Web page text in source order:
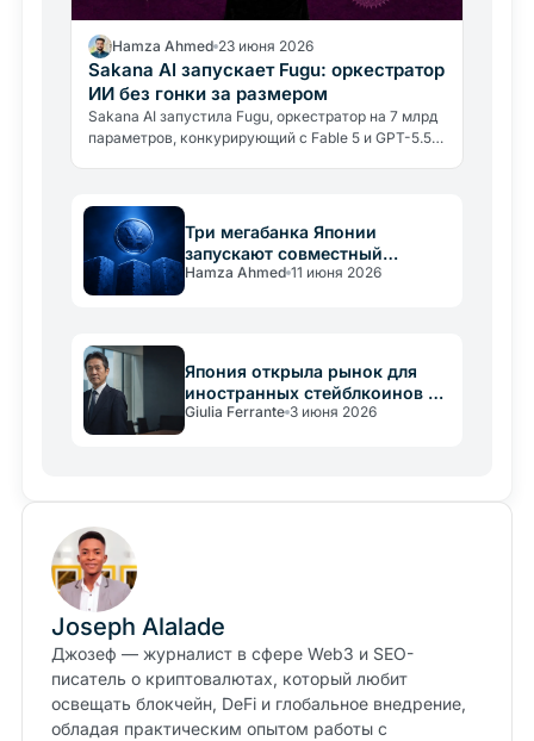
Hamza Ahmed 23 июня 2026
Sakana AI запускает Fugu: оркестратор
ИИ без гонки за размером
Sakana AI запустила Fugu, оркестратор на 7 млрд
параметров, конкурирующий с Fable 5 и GPT-5.5.
Три мегабанка Японии
запускают совместный
стейблкоин в иенах к марту
Hamza Ahmed 11 июня 2026
Япония открыла рынок для
иностранных стейблкоинов и
продвигает иену on-chain
Giulia Ferrante 3 июня 2026
Joseph Alalade
Джозеф — журналист в сфере Web3 и SEO-
писатель о криптовалютах, который любит
освещать блокчейн, DeFi и глобальное внедрение,
обладая практическим опытом работы с